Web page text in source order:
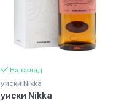
На склад
уиски Nikka
уиски Nikka